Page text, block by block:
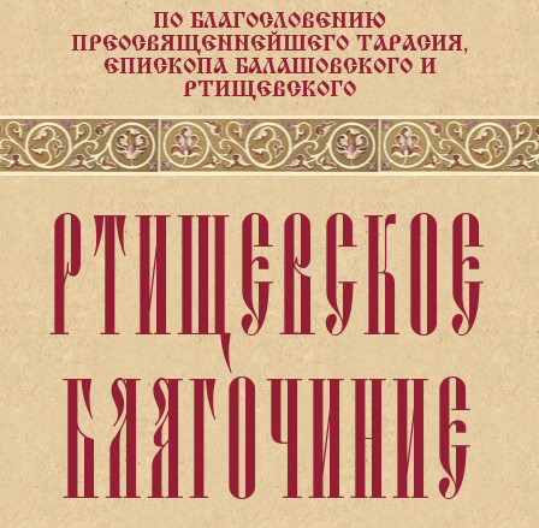
ПО БЛАГОСЛОВЕНИЮ
ПРЕОСВЯЩЕННЕЙШЕГО ТАРАСИЯ,
ЕПИСКОПА БАЛАШОВСКОГО И
РТИЩЕВСКОГО
РТИЩЕВСКОЕ
БЛАГОЧИНИЕ